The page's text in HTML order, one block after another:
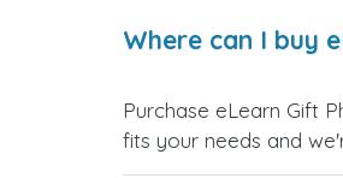
Where can I buy
Purchase eLearn Gift
fits your needs and